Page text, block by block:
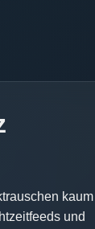
kaum
und